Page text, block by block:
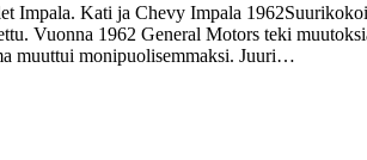
Impala. Kati ja Chevy Impala
Vuonna 1962 General Motors teki
muuttui monipuolisemmaksi. Juuri…